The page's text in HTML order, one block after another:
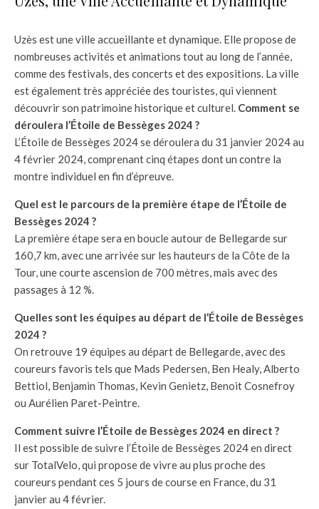
Uzès est une ville accueillante et dynamique. Elle propose de
nombreuses activités et animations tout au long de l’année,
comme des festivals, des concerts et des expositions. La ville
est également très appréciée des touristes, qui viennent
découvrir son patrimoine historique et culturel. Comment se
déroulera l’Étoile de Bessèges 2024 ?
L’Étoile de Bessèges 2024 se déroulera du 31 janvier 2024 au
4 février 2024, comprenant cinq étapes dont un contre la
montre individuel en fin d’épreuve.
Quel est le parcours de la première étape de l’Étoile de
Bessèges 2024 ?
La première étape sera en boucle autour de Bellegarde sur
160,7 km, avec une arrivée sur les hauteurs de la Côte de la
Tour, une courte ascension de 700 mètres, mais avec des
passages à 12 %.
Quelles sont les équipes au départ de l’Étoile de Bessèges
2024 ?
On retrouve 19 équipes au départ de Bellegarde, avec des
coureurs favoris tels que Mads Pedersen, Ben Healy, Alberto
Bettiol, Benjamin Thomas, Kevin Genietz, Benoit Cosnefroy
ou Aurélien Paret-Peintre.
Comment suivre l’Étoile de Bessèges 2024 en direct ?
Il est possible de suivre l’Étoile de Bessèges 2024 en direct
sur TotalVelo, qui propose de vivre au plus proche des
coureurs pendant ces 5 jours de course en France, du 31
janvier au 4 février.